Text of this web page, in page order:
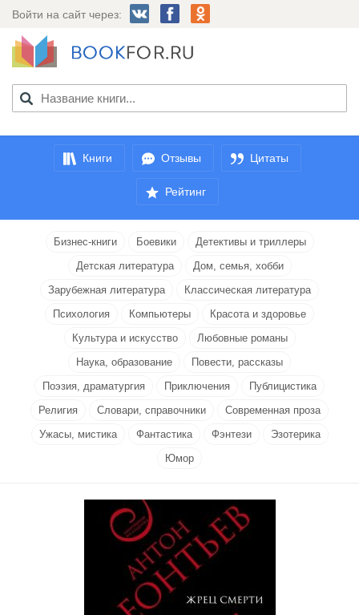
Войти на сайт через:
Книги Отзывы Цитаты
Рейтинг
Бизнес-книги Боевики
Детективы и триллеры
Детская литература
Дом, семья, хобби
Зарубежная литература
Классическая литература
Психология
Компьютеры
Красота и здоровье
Культура и искусство
Любовные романы
Наука, образование
Повести, рассказы
Поэзия, драматургия
Приключения
Публицистика
Религия
Словари, справочники
Современная проза
Ужасы, мистика
Фантастика Фэнтези
Эзотерика
Юмор